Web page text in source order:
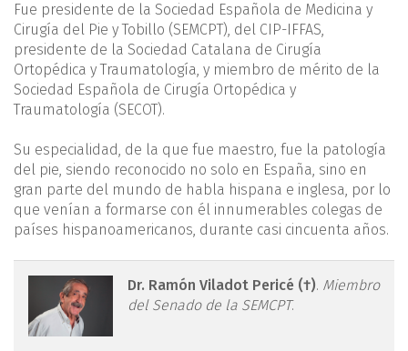
Fue presidente de la Sociedad Española de Medicina y
Cirugía del Pie y Tobillo (SEMCPT), del CIP-IFFAS,
presidente de la Sociedad Catalana de Cirugía
Ortopédica y Traumatología, y miembro de mérito de la
Sociedad Española de Cirugía Ortopédica y
Traumatología (SECOT).
Su especialidad, de la que fue maestro, fue la patología
del pie, siendo reconocido no solo en España, sino en
gran parte del mundo de habla hispana e inglesa, por lo
que venían a formarse con él innumerables colegas de
países hispanoamericanos, durante casi cincuenta años.
rpt.3601.fs2203003-
figura1.png
Dr. Ramón Viladot Pericé (†). Miembro
del Senado de la SEMCPT.